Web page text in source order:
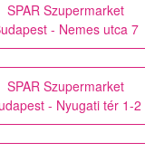
SPAR Szupermarket
- Nemes utca 7
SPAR Szupermarket
- Nyugati tér 1-2